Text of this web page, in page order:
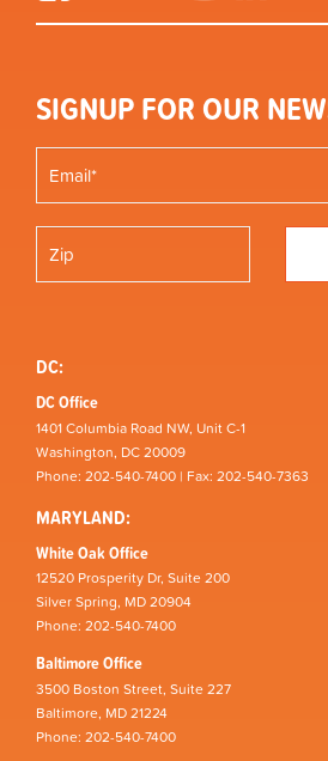
SIGNUP FOR OUR
DC:
DC Office
1401 Columbia Road NW, Unit C-1
Washington, DC 20009
Phone: 202-540-7400 | Fax: 202-540-7363
MARYLAND:
White Oak Office
12520 Prosperity Dr, Suite 200
Silver Spring, MD 20904
Phone: 202-540-7400
Baltimore Office
3500 Boston Street, Suite 227
Baltimore, MD 21224
Phone: 202-540-7400